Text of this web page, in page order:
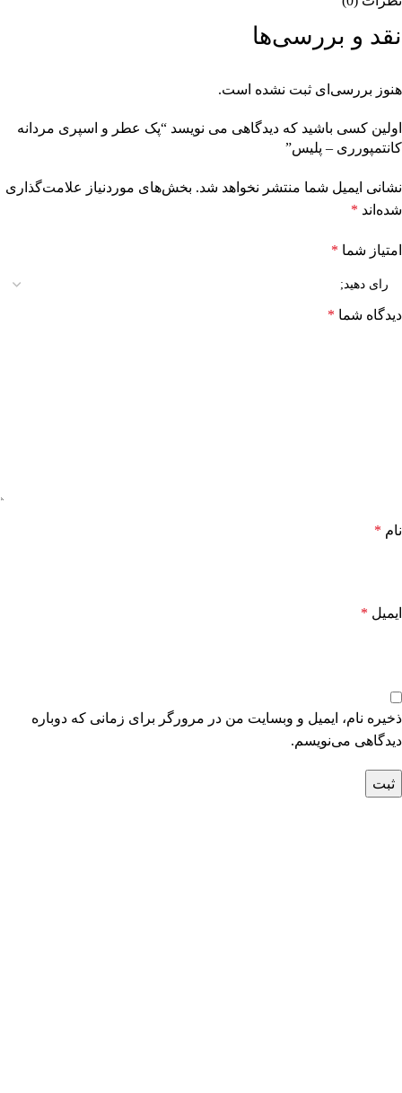
نقد و بررسی‌ها
هنوز بررسی‌ای ثبت نشده است.
اولین کسی باشید که دیدگاهی می نویسد “پک عطر و اسپری مردانه
کانتمپورری – پلیس”
نشانی ایمیل شما منتشر نخواهد شد. بخش‌های موردنیاز علامت‌گذاری
شده‌اند *
امتیاز شما *
دیدگاه شما *
نام *
ایمیل *
ذخیره نام، ایمیل و وبسایت من در مرورگر برای زمانی که دوباره
دیدگاهی می‌نویسم.